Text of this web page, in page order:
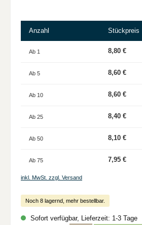
Anzahl Stückpreis
Ab 1 8,80 €
Ab 5 8,60 €
Ab 10 8,60 €
Ab 25 8,40 €
Ab 50 8,10 €
Ab 75 7,95 €
inkl. MwSt. zzgl. Versand
Noch 8 lagernd, mehr bestellbar.
Sofort verfügbar, Lieferzeit: 1-3 Tage